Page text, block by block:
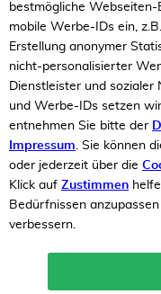
Neukunden-
bestmögliche
mobile Werbe-IDs ein,
Erstellung anonymer
nicht-personalisierter
Dienstleister und sozialer
und Werbe-IDs setzen
entnehmen Sie bitte der
Impressum. Sie können
oder jederzeit über die
Klick auf Zustimmen
Bedürfnissen
verbessern.